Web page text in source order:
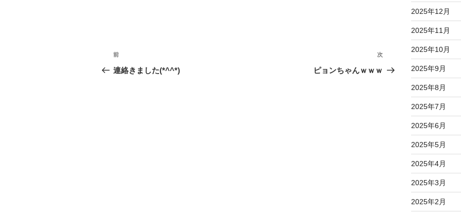
投
稿
前
の
前
連絡きました(*^^*)
次
の
次
ピョンちゃんｗｗｗ
2025年12月
2025年11月
2025年10月
2025年9月
2025年8月
2025年7月
2025年6月
2025年5月
2025年4月
2025年3月
2025年2月